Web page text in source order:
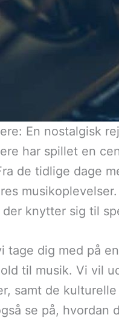
En nostalgisk
har spillet en
de tidlige dage
knytter sig til
tage dig med på
til musik. Vi vil
samt de
se på,